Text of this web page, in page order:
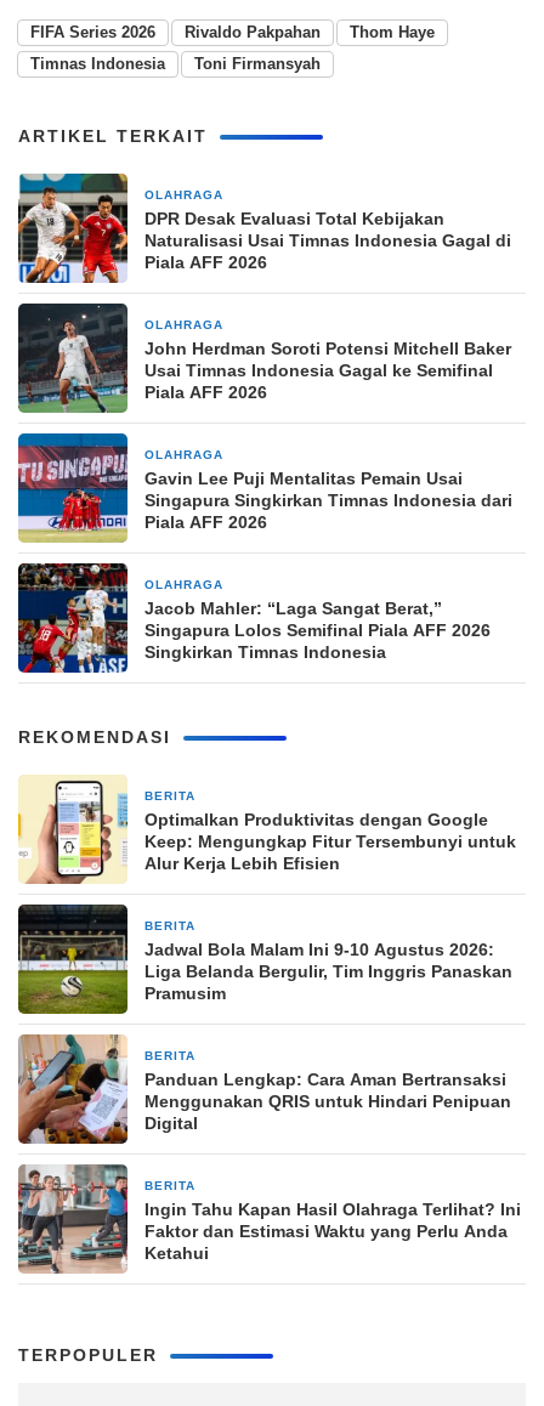
FIFA Series 2026 Rivaldo Pakpahan
Thom Haye
Timnas Indonesia
Toni Firmansyah
ARTIKEL TERKAIT
OLAHRAGA
DPR Desak Evaluasi Total Kebijakan
Naturalisasi Usai Timnas Indonesia Gagal di
Piala AFF 2026
OLAHRAGA
John Herdman Soroti Potensi Mitchell Baker
Usai Timnas Indonesia Gagal ke Semifinal
Piala AFF 2026
OLAHRAGA
Gavin Lee Puji Mentalitas Pemain Usai
Singapura Singkirkan Timnas Indonesia dari
Piala AFF 2026
OLAHRAGA
Jacob Mahler: “Laga Sangat Berat,”
Singapura Lolos Semifinal Piala AFF 2026
Singkirkan Timnas Indonesia
REKOMENDASI
BERITA
Optimalkan Produktivitas dengan Google
Keep: Mengungkap Fitur Tersembunyi untuk
Alur Kerja Lebih Efisien
BERITA
Jadwal Bola Malam Ini 9-10 Agustus 2026:
Liga Belanda Bergulir, Tim Inggris Panaskan
Pramusim
BERITA
Panduan Lengkap: Cara Aman Bertransaksi
Menggunakan QRIS untuk Hindari Penipuan
Digital
BERITA
Ingin Tahu Kapan Hasil Olahraga Terlihat? Ini
Faktor dan Estimasi Waktu yang Perlu Anda
Ketahui
TERPOPULER